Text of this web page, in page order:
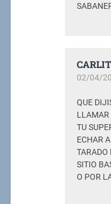
02/04/
QUE
LLAMAR
TU
ECHAR
TARADO
SITIO
O POR